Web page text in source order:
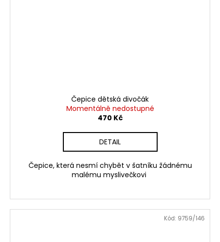
Čepice dětská divočák
Momentálně nedostupné
470 Kč
DETAIL
Čepice, která nesmí chybět v šatníku žádnému
malému myslivečkovi
Kód: 9759/146